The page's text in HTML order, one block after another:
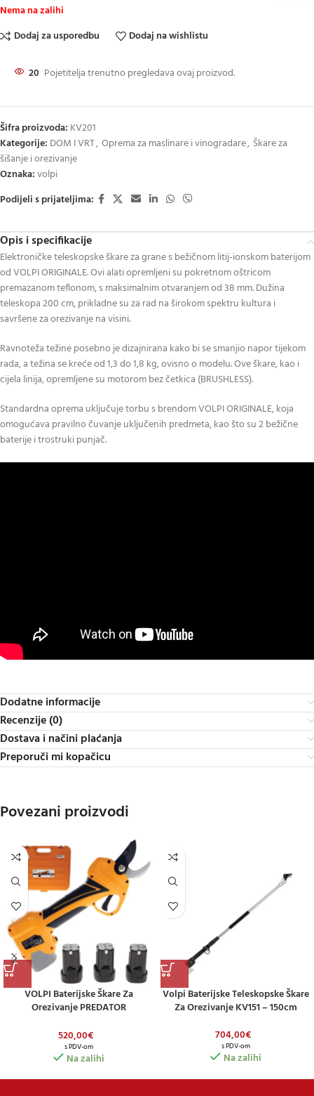
Nema na zalihi
Dodaj za usporedbu
Dodaj na wishlistu
20 Pojetitelja trenutno pregledava ovaj proizvod.
Šifra proizvoda: KV201
Kategorije: DOM I VRT, Oprema za maslinare i vinogradare, Škare za
šišanje i orezivanje
Oznaka:volpi
Podijeli s prijateljima:
Opis i specifikacije
Elektroničke teleskopske škare za grane s bežičnom litij-ionskom baterijom
od VOLPI ORIGINALE. Ovi alati opremljeni su pokretnom oštricom
premazanom teflonom, s maksimalnim otvaranjem od 38 mm. Dužina
teleskopa 200 cm, prikladne su za rad na širokom spektru kultura i
savršene za orezivanje na visini.
Ravnoteža težine posebno je dizajnirana kako bi se smanjio napor tijekom
rada, a težina se kreće od 1,3 do 1,8 kg, ovisno o modelu. Ove škare, kao i
cijela linija, opremljene su motorom bez četkica (BRUSHLESS).
Standardna oprema uključuje torbu s brendom VOLPI ORIGINALE, koja
omogućava pravilno čuvanje uključenih predmeta, kao što su 2 bežične
baterije i trostruki punjač.
Dodatne informacije
Recenzije (0)
Dostava i načini plaćanja
Preporuči mi kopačicu
Povezani proizvodi
VOLPI Baterijske Škare Za
Orezivanje PREDATOR
520,00€
s PDV-om
Na zalihi
Volpi Baterijske Teleskopske Škare
Za Orezivanje KV151 – 150cm
704,00€
s PDV-om
Na zalihi